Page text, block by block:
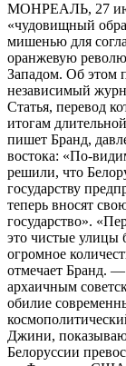
МОНРЕАЛЬ, 27
«чудовищный
мишенью для
оранжевую
Западом. Об этом
независимый
Статья, перевод
итогам
пишет Бранд,
востока: «По-
решили, что
государству
теперь вносят
государство».
это чистые улицы
огромное
отмечает Бранд.
архаичным
обилие
Джини,
Белоруссии